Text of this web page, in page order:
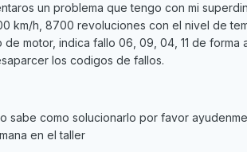
un problema que tengo con mi
km/h, 8700 revoluciones con el nivel de
motor, indica fallo 06, 09, 04, 11 de forma
los codigos de fallos.
sabe como solucionarlo por favor
en el taller